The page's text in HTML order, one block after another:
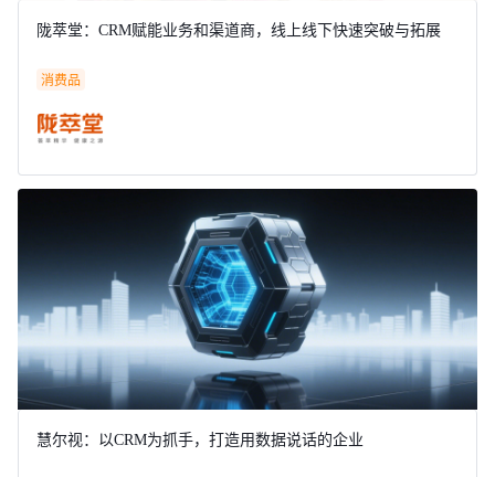
陇萃堂：CRM赋能业务和渠道商，线上线下快速突破与拓展
消费品
慧尔视：以CRM为抓手，打造用数据说话的企业